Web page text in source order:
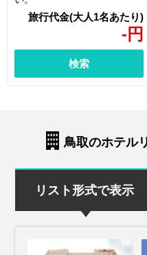
- 円
検索
鳥取のホテル
リスト形式で表示